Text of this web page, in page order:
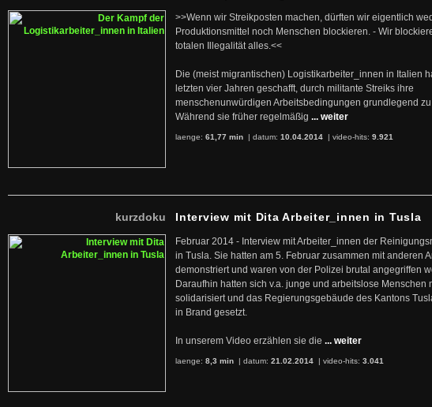
>>Wenn wir Streikposten machen, dürften wir eigentlich
Produktionsmittel noch Menschen blockieren. - Wir
totalen Illegalität alles.<<
Die (meist migrantischen) Logistikarbeiter_innen in Italien
letzten vier Jahren geschafft, durch militante Streiks ihre
menschenunwürdigen Arbeitsbedingungen grundlegend
Während sie früher regelmäßig ... weiter
laenge: 61,77 min | datum: 10.04.2014 | video-hits: 9.921
kurzdoku Interview mit Dita Arbeiter_innen in Tusla
Februar 2014 - Interview mit Arbeiter_innen der
in Tusla. Sie hatten am 5. Februar zusammen mit anderen
demonstriert und waren von der Polizei brutal angegriffen
Daraufhin hatten sich v.a. junge und arbeitslose Menschen
solidarisiert und das Regierungsgebäude des Kantons
in Brand gesetzt.
In unserem Video erzählen sie die ... weiter
laenge: 8,3 min | datum: 21.02.2014 | video-hits: 3.041